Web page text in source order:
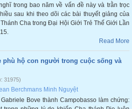
trong bao năm về vấn đề này và trằn trọc
sau khi theo dõi các bài thuyết giảng của
Cha trong Đại Hội Giới Trẻ Thế Giới Lần
Read More
phù hộ con người trong cuộc sống và
31975)
Berchmans Minh Nguyệt
Bove thành Campobasso làm chứng: